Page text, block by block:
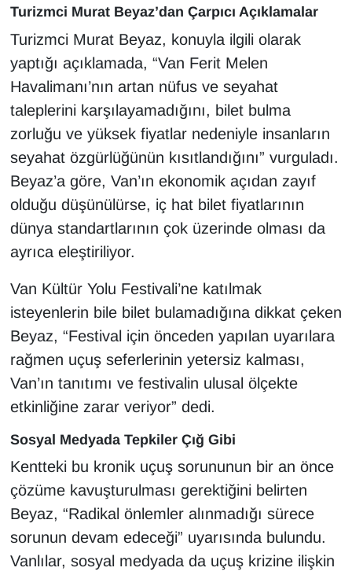
Turizmci Murat Beyaz’dan Çarpıcı Açıklamalar
Turizmci Murat Beyaz, konuyla ilgili olarak
yaptığı açıklamada, “Van Ferit Melen
Havalimanı’nın artan nüfus ve seyahat
taleplerini karşılayamadığını, bilet bulma
zorluğu ve yüksek fiyatlar nedeniyle insanların
seyahat özgürlüğünün kısıtlandığını” vurguladı.
Beyaz’a göre, Van’ın ekonomik açıdan zayıf
olduğu düşünülürse, iç hat bilet fiyatlarının
dünya standartlarının çok üzerinde olması da
ayrıca eleştiriliyor.
Van Kültür Yolu Festivali’ne katılmak
isteyenlerin bile bilet bulamadığına dikkat çeken
Beyaz, “Festival için önceden yapılan uyarılara
rağmen uçuş seferlerinin yetersiz kalması,
Van’ın tanıtımı ve festivalin ulusal ölçekte
etkinliğine zarar veriyor” dedi.
Sosyal Medyada Tepkiler Çığ Gibi
Kentteki bu kronik uçuş sorununun bir an önce
çözüme kavuşturulması gerektiğini belirten
Beyaz, “Radikal önlemler alınmadığı sürece
sorunun devam edeceği” uyarısında bulundu.
Vanlılar, sosyal medyada da uçuş krizine ilişkin
MEDYA
ONE EKONOMİ
POLİTİKA
Resmi İlanlar
RÖPORTAJ
SAĞLIK
Seri İlan
Sinema - TV
SİYASET
SPOR
TEBRİK
TEKNOLOJİ
Turizm
VAN'DA SPOR